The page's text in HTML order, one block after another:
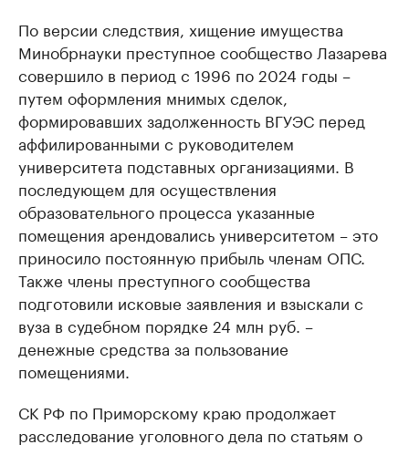
По версии следствия, хищение имущества
Минобрнауки преступное сообщество Лазарева
совершило в период с 1996 по 2024 годы –
путем оформления мнимых сделок,
формировавших задолженность ВГУЭС перед
аффилированными с руководителем
университета подставных организациями. В
последующем для осуществления
образовательного процесса указанные
помещения арендовались университетом – это
приносило постоянную прибыль членам ОПС.
Также члены преступного сообщества
подготовили исковые заявления и взыскали с
вуза в судебном порядке 24 млн руб. –
денежные средства за пользование
помещениями.
СК РФ по Приморскому краю продолжает
расследование уголовного дела по статьям о